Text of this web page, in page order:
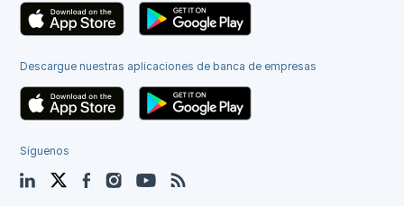
Descargue nuestras aplicaciones de banca de empresas
Síguenos
LinkedIn TwitterFacebookInstagramYouTube